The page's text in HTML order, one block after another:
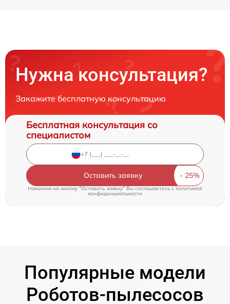
Нужна консультация?
Закажите бесплатную консультацию
Бесплатная консультация со
специалистом
Оставить заявку
Нажимая на кнопку "Оставить заявку" Вы соглашаетесь cполитикой
конфиденциальности
Популярные модели
Роботов-пылесосов